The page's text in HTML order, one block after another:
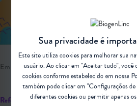
Sua privacidade é
Este site utiliza cookies para melhorar sua
usuário. Ao clicar em "Aceitar tudo", você
cookies conforme estabelecido em nossa
também pode clicar em "Configurações
diferentes cookies ou permitir apenas
Em dúvida sobre algum termo desta matéria?
Referências: